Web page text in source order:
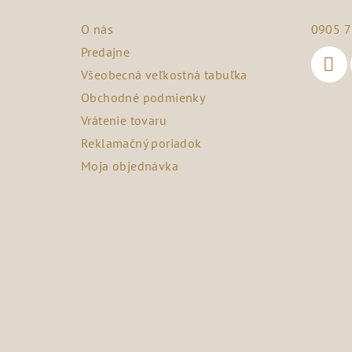
O nás
Predajne
Všeobecná veľkostná tabuľka
Obchodné podmienky
Vrátenie tovaru
Reklamačný poriadok
Moja objednávka
0905